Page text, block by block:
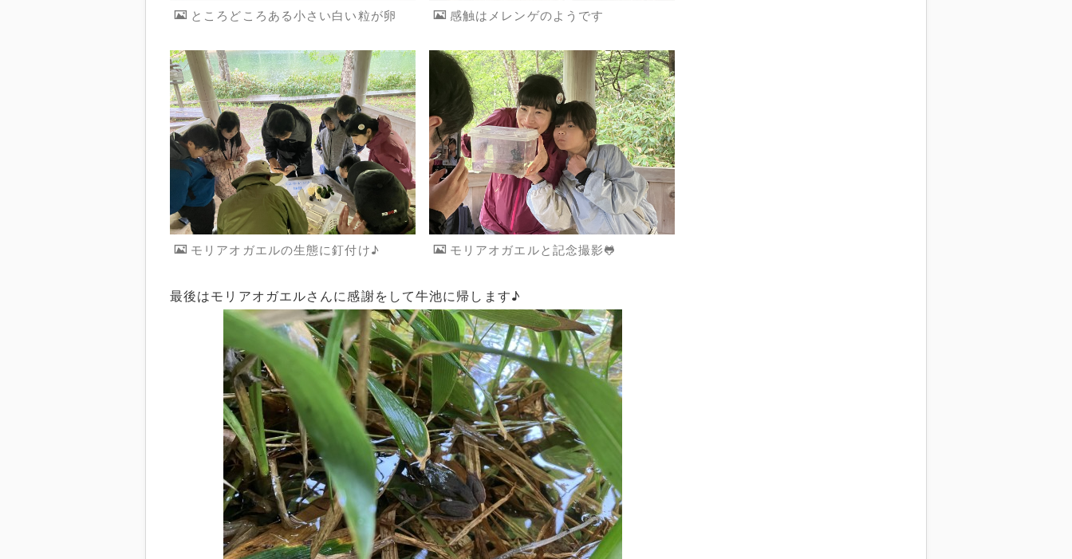
ところどころある小さい白い粒が卵 感触はメレンゲのようです
モリアオガエルの生態に釘付け♪ モリアオガエルと記念撮影🐸
最後はモリアオガエルさんに感謝をして牛池に帰します♪